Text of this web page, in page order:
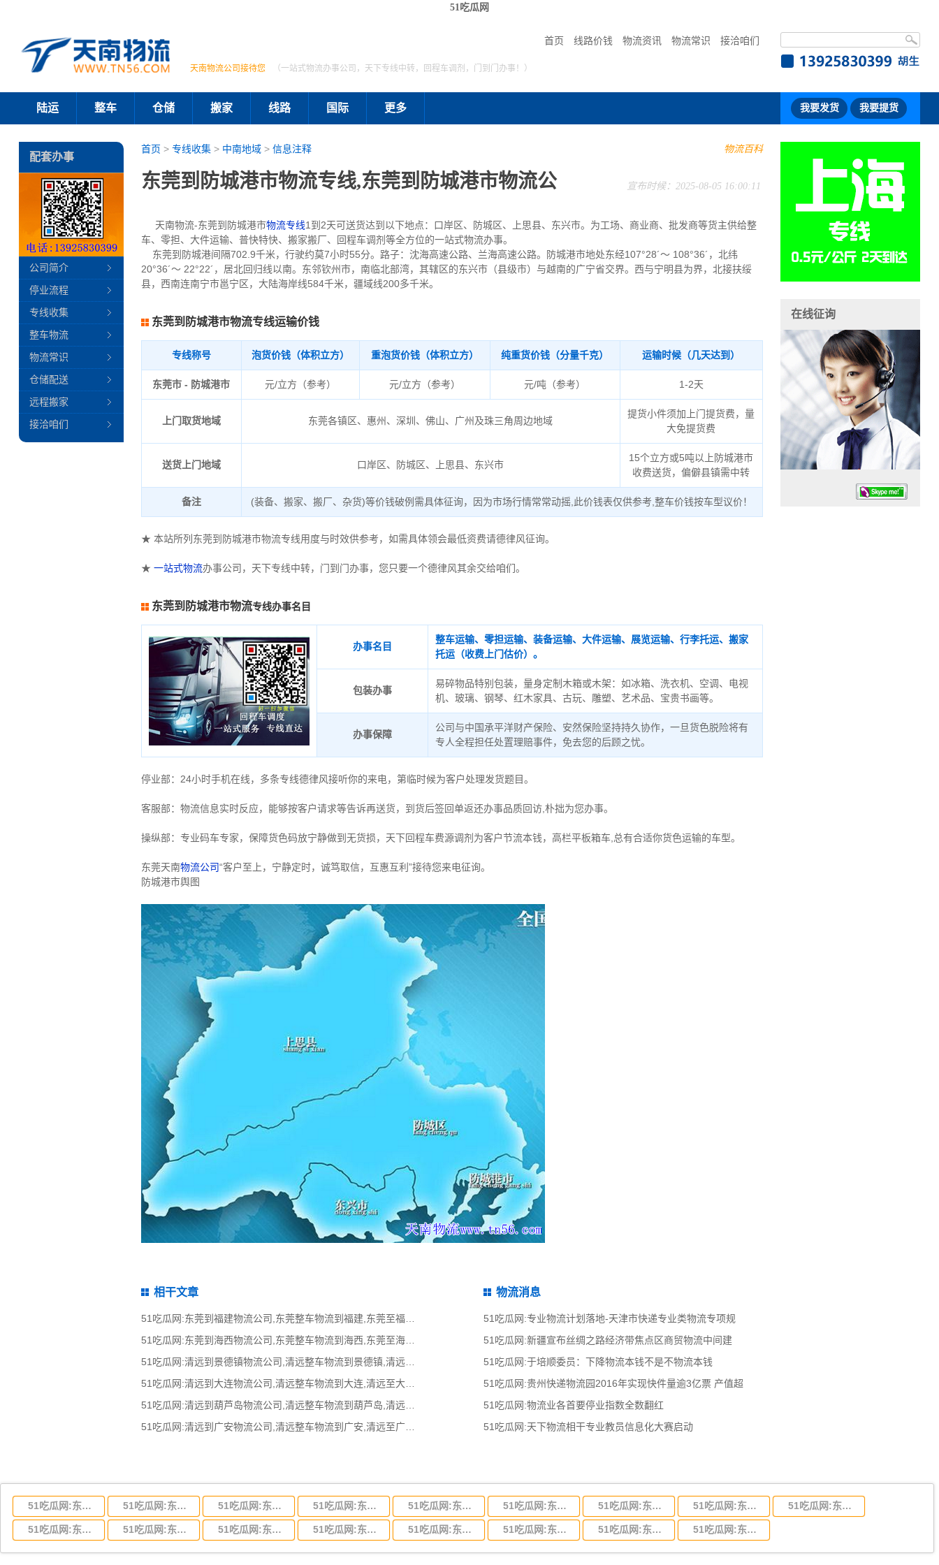
51吃瓜网
首页 线路价钱 物流资讯 物流常识 接洽咱们
天南物流公司接待您 （一站式物流办事公司，天下专线中转，回程车调剂，门到门办事！）
陆运 整车 仓储 搬家 线路 国际 更多 我要发货 我要提货
物流百科
首页 > 专线收集> 中南地域> 信息注释
东莞到防城港市物流专线,东莞到防城港市物流公 宣布时候：2025-08-05 16:00:11
天南物流-东莞到防城港市物流专线1到2天可送货达到以下地点：口岸区、防城区、上思县、东兴市。为工场、商业商、批发商等货主供给整
车、零担、大件运输、普快特快、搬家搬厂、回程车调剂等全方位的一站式物流办事。
东莞到防城港间隔702.9千米，行驶约莫7小时55分。路子：沈海高速公路、兰海高速公路。防城港市地处东经107°28´～ 108°36´，北纬
20°36´～ 22°22´，居北回归线以南。东邻钦州市，南临北部湾，其辖区的东兴市（县级市）与越南的广宁省交界。西与宁明县为界，北接扶绥
县，西南连南宁市邕宁区，大陆海岸线584千米，疆域线200多千米。
东莞到防城港市物流专线运输价钱
专线称号 泡货价钱（体积立方） 重泡货价钱（体积立方） 纯重货价钱（分量千克） 运输时候（几天达到）
东莞市 - 防城港市 元/立方（参考） 元/立方（参考） 元/吨（参考） 1-2天
上门取货地域 东莞各镇区、惠州、深圳、佛山、广州及珠三角周边地域
提货小件须加上门提货费，量
大免提货费
送货上门地域 口岸区、防城区、上思县、东兴市
15个立方或5吨以上防城港市
收费送货，偏僻县镇需中转
备注 (装备、搬家、搬厂、杂货)等价钱破例需具体征询，因为市场行情常常动摇,此价钱表仅供参考,整车价钱按车型议价！
★ 本站所列东莞到防城港市物流专线用度与时效供参考，如需具体领会最低资费请德律风征询。
★ 一站式物流办事公司，天下专线中转，门到门办事，您只要一个德律风其余交给咱们。
东莞到防城港市物流专线办事名目
办事名目
整车运输、零担运输、装备运输、大件运输、展览运输、行李托运、搬家
托运（收费上门估价）。
包装办事
易碎物品特别包装，量身定制木箱或木架：如冰箱、洗衣机、空调、电视
机、玻璃、钢琴、红木家具、古玩、雕塑、艺术品、宝贵书画等。
办事保障
公司与中国承平洋财产保险、安然保险坚持持久协作，一旦货色脱险将有
专人全程担任处置理赔事件，免去您的后顾之忧。
停业部：24小时手机在线，多条专线德律风接听你的来电，第临时候为客户处理发货题目。
客服部：物流信息实时反应，能够按客户请求等告诉再送货，到货后签回单返还办事品质回访,朴拙为您办事。
操纵部：专业码车专家，保障货色码放宁静做到无货损，天下回程车费源调剂为客户节流本钱，高栏平板箱车,总有合适你货色运输的车型。
东莞天南物流公司“客户至上，宁静定时，诚笃取信，互惠互利”接待您来电征询。
防城港市舆图
相干文章
51吃瓜网:东莞到福建物流公司,东莞整车物流到福建,东莞至福建物流专线 - 天南
51吃瓜网:东莞到海西物流公司,东莞整车物流到海西,东莞至海西物流专线 - 天南
51吃瓜网:清远到景德镇物流公司,清远整车物流到景德镇,清远至景德镇物流专线
51吃瓜网:清远到大连物流公司,清远整车物流到大连,清远至大连物流专线 - 天南
51吃瓜网:清远到葫芦岛物流公司,清远整车物流到葫芦岛,清远至葫芦岛物流专线
51吃瓜网:清远到广安物流公司,清远整车物流到广安,清远至广安物流专线 - 天南
物流消息
51吃瓜网:专业物流计划落地-天津市快递专业类物流专项规
51吃瓜网:新疆宣布丝绸之路经济带焦点区商贸物流中间建
51吃瓜网:于培顺委员：下降物流本钱不是不物流本钱
51吃瓜网:贵州快递物流园2016年实现快件量逾3亿票 产值超
51吃瓜网:物流业各首要停业指数全数翻红
51吃瓜网:天下物流相干专业教员信息化大赛启动
配套办事
公司简介
停业流程
专线收集
整车物流
物流常识
仓储配送
远程搬家
接洽咱们
在线征询
51吃瓜网:东莞到湖北省物流专线,东莞到湖北省物流公司 51吃瓜网:东莞到河南省物流专线,东莞到河南省物流公司 51吃瓜网:东莞到湖南省物流专线,东莞到湖南省物流公司 51吃瓜网:东莞到河北省物流专线,东莞到河北省物流公司 51吃瓜网:东莞到吉林省物流运输,东莞到吉林省物流公司 51吃瓜网:东莞到甘肃省物流运输,东莞到甘肃省物流公司 51吃瓜网:东莞到陕西省物流运输,东莞到陕西省物流公司 51吃瓜网:东莞到贵州省物流运输,东莞到贵州省物流公司 51吃瓜网:东莞到四川省物流专线,东莞到四川省物流公司
51吃瓜网:东莞到云南省物流运输,东莞到云南省物流公司 51吃瓜网:东莞到江西省物流专线,东莞到江西省物流公司 51吃瓜网:东莞到安徽省物流专线,东莞到安徽省物流公司 51吃瓜网:东莞到山东省物流专线,东莞到山东省物流公司 51吃瓜网:东莞到江苏物流专线运输,东莞到江苏省物流公司 51吃瓜网:东莞到浙江省物流运输,东莞到浙江省物流公司 51吃瓜网:东莞到福建省物流运输,东莞到福建省物流公司 51吃瓜网:东莞到广西物流专线,东莞到广西物流公司